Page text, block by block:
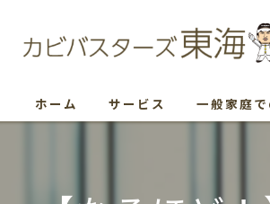
ホーム サービス 一般家庭